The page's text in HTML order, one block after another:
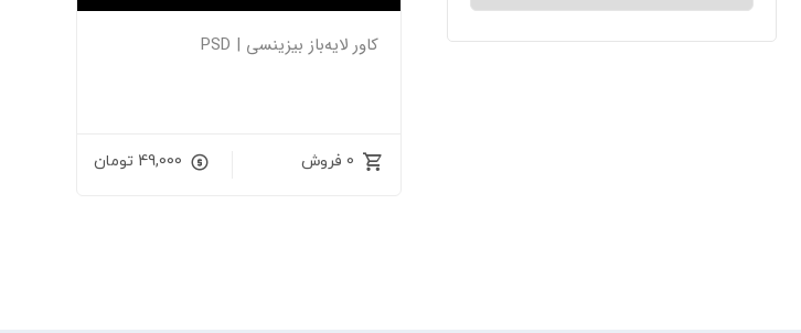
کاور لایه‌باز بیزینسی | PSD
0 فروش 49,000 تومان